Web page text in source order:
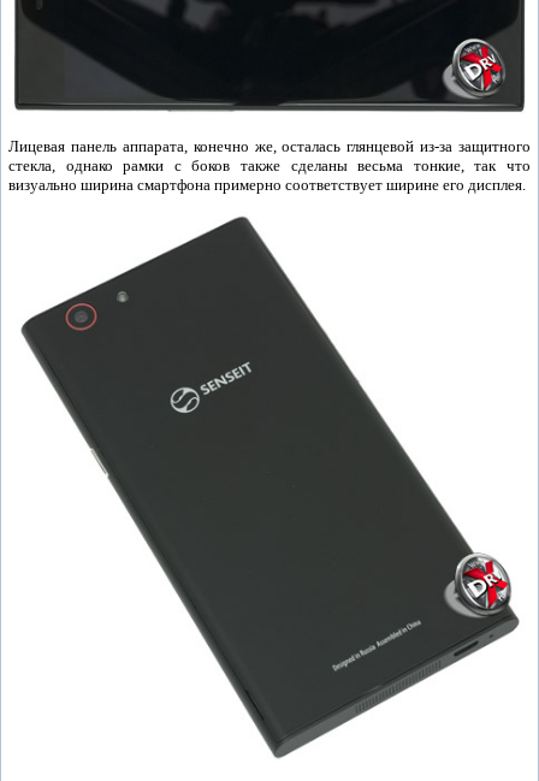
Лицевая панель аппарата, конечно же, осталась глянцевой из-за защитного
стекла, однако рамки с боков также сделаны весьма тонкие, так что
визуально ширина смартфона примерно соответствует ширине его дисплея.